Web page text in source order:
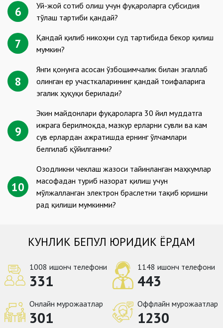
6
Уй-жой сотиб олиш учун фуқароларга субсидия
тўлаш тартиби қандай?
7
Қандай қилиб никоҳни суд тартибида бекор қилиш
мумкин?
8
Янги қонунга асосан ўзбошимчалик билан эгаллаб
олинган ер участкаларининг қандай тоифаларига
эгалик ҳуқуқи берилади?
9
Экин майдонлари фуқароларга 30 йил муддатга
ижрага берилмоқда, мазкур ерларни сувли ва кам
сув ерлардан ажратишда ернинг ўлчамлари
белгилаб қўйилганми?
10
Озодликни чеклаш жазоси тайинланган маҳкумлар
масофадан туриб назорат қилиш учун
мўлжалланган электрон браслетни тақиб юришни
рад қилиши мумкинми?
КУНЛИК БЕПУЛ ЮРИДИК ЁРДАМ
1008 ишонч телефони
331
1148 ишонч телефони
443
Онлайн мурожаатлар
301
Оффлайн мурожаатлар
1230